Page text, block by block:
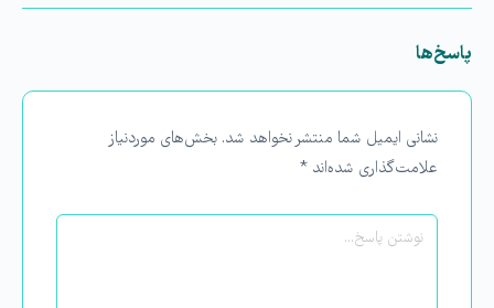
پاسخ‌ها
نشانی ایمیل شما منتشر نخواهد شد. بخش‌های موردنیاز
علامت‌گذاری شده‌اند *